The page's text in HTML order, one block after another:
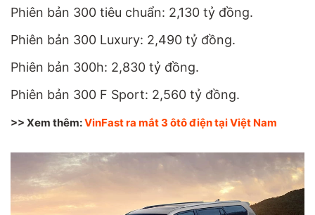
Phiên bản 300 tiêu chuẩn: 2,130 tỷ đồng.
Phiên bản 300 Luxury: 2,490 tỷ đồng.
Phiên bản 300h: 2,830 tỷ đồng.
Phiên bản 300 F Sport: 2,560 tỷ đồng.
>> Xem thêm:VinFast ra mắt 3 ôtô điện tại Việt Nam